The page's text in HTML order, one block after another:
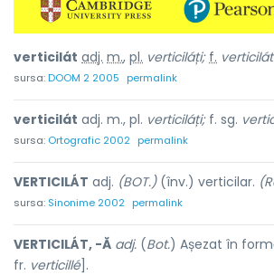
verticilát adj. m., pl. verticiláți; f.
sursa:DOOM 2 2005 permalink
verticilát adj. m., pl. verticiláți;f. sg.
sursa: Ortografic 2002 permalink
VERTICILÁT adj. (BOT.)(înv.) verticilar.
sursa: Sinonime 2002 permalink
VERTICILÁT, -Ă adj. (Bot.) Așezat în
fr. verticillé].